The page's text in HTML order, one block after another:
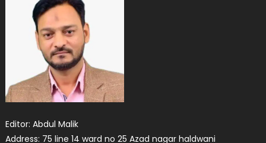
Editor: Abdul Malik
Address: 75 line 14 ward no 25 Azad nagar haldwani